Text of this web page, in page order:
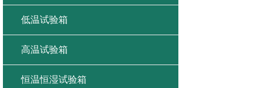
低温试验箱
高温试验箱
恒温恒湿试验箱